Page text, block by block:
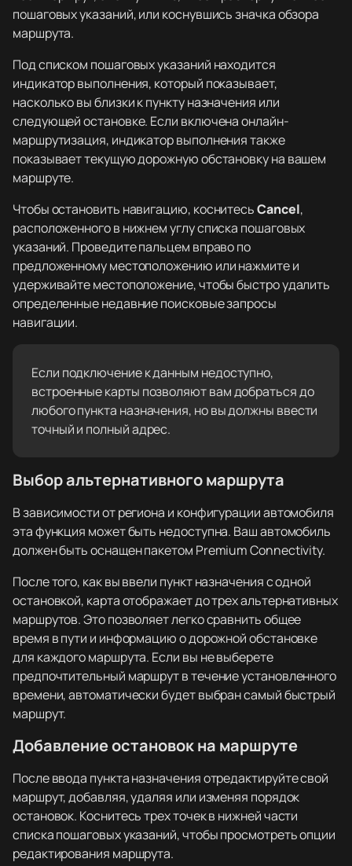
пошаговых указаний, или коснувшись значка обзора
маршрута.
Под списком пошаговых указаний находится
индикатор выполнения, который показывает,
насколько вы близки к пункту назначения или
следующей остановке. Если включена онлайн-
маршрутизация, индикатор выполнения также
показывает текущую дорожную обстановку на вашем
маршруте.
Чтобы остановить навигацию, коснитесьCancel,
расположенного в нижнем углу списка пошаговых
указаний. Проведите пальцем вправо по
предложенному местоположению или нажмите и
удерживайте местоположение, чтобы быстро удалить
определенные недавние поисковые запросы
навигации.
Если подключение к данным недоступно,
встроенные карты позволяют вам добраться до
любого пункта назначения, но вы должны ввести
точный и полный адрес.
Выбор альтернативного маршрута
В зависимости от региона и конфигурации автомобиля
эта функция может быть недоступна. Ваш автомобиль
должен быть оснащен пакетом Premium Connectivity.
После того, как вы ввели пункт назначения с одной
остановкой, карта отображает до трех альтернативных
маршрутов. Это позволяет легко сравнить общее
время в пути и информацию о дорожной обстановке
для каждого маршрута. Если вы не выберете
предпочтительный маршрут в течение установленного
времени, автоматически будет выбран самый быстрый
маршрут.
Добавление остановок на маршруте
После ввода пункта назначения отредактируйте свой
маршрут, добавляя, удаляя или изменяя порядок
остановок. Коснитесь трех точек в нижней части
списка пошаговых указаний, чтобы просмотреть опции
редактирования маршрута.